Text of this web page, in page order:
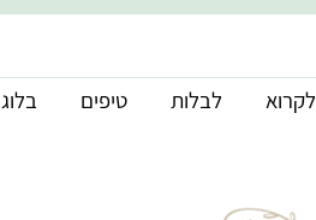
לקרוא לבלות טיפים בלוג